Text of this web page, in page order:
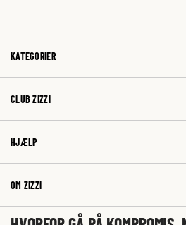
KATEGORIER
CLUB ZIZZI
HJÆLP
OM ZIZZI